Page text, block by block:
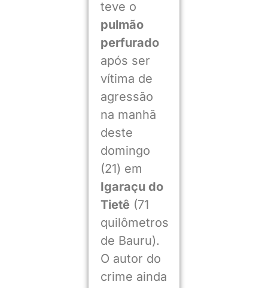
teve o
pulmão
perfurado
após ser
vítima de
agressão
na manhã
deste
domingo
(21) em
Igaraçu do
Tietê (71
quilômetros
de Bauru).
O autor do
crime ainda